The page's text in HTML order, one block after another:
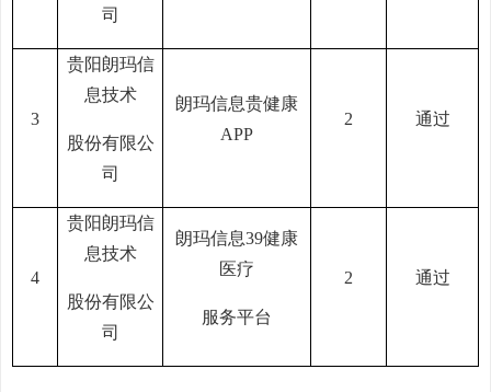
司
3
贵阳朗玛信
息技术
股份有限公
司
朗玛信息贵健康
APP
2 通过
4
贵阳朗玛信
息技术
股份有限公
司
朗玛信息39健康
医疗
服务平台
2 通过